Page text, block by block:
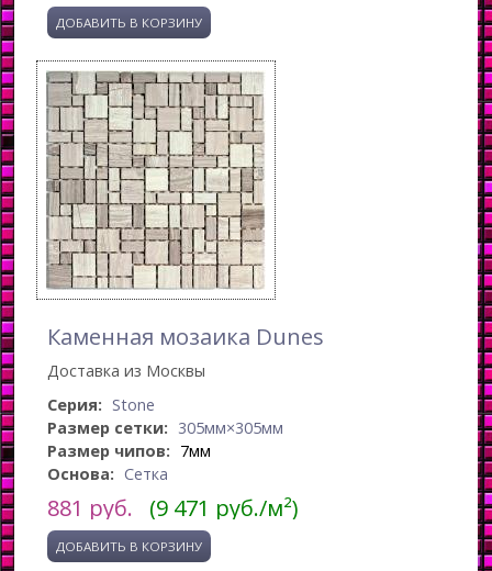
Каменная мозаика Dunes
Доставка из Москвы
Серия: Stone
Размер сетки: 305мм×305мм
Размер чипов: 7мм
Основа: Сетка
881 руб. (9 471 руб./м²)